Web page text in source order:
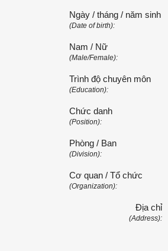
Ngày / tháng / năm sinh
(Date of birth):
Nam / Nữ
(Male/Female):
Trình độ chuyên môn
(Education):
Chức danh
(Position):
Phòng / Ban
(Division):
Cơ quan / Tổ chức
(Organization):
Địa chỉ
(Address):